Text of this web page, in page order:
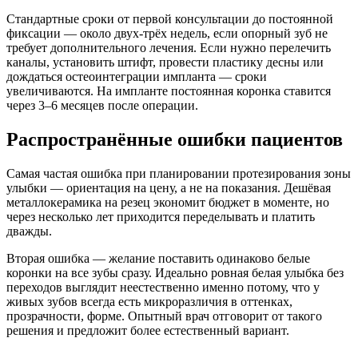
Стандартные сроки от первой консультации до постоянной
фиксации — около двух-трёх недель, если опорный зуб не
требует дополнительного лечения. Если нужно перелечить
каналы, установить штифт, провести пластику десны или
дождаться остеоинтеграции импланта — сроки
увеличиваются. На импланте постоянная коронка ставится
через 3–6 месяцев после операции.
Распространённые ошибки пациентов
Самая частая ошибка при планировании протезирования зоны
улыбки — ориентация на цену, а не на показания. Дешёвая
металлокерамика на резец экономит бюджет в моменте, но
через несколько лет приходится переделывать и платить
дважды.
Вторая ошибка — желание поставить одинаково белые
коронки на все зубы сразу. Идеально ровная белая улыбка без
переходов выглядит неестественно именно потому, что у
живых зубов всегда есть микроразличия в оттенках,
прозрачности, форме. Опытный врач отговорит от такого
решения и предложит более естественный вариант.